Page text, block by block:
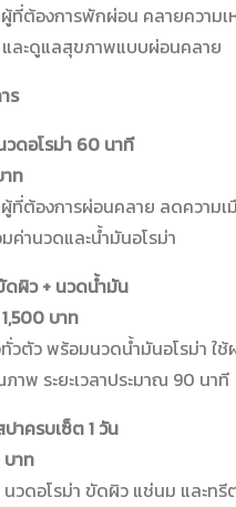
ผู้ที่ต้องการพักผ่อน คลายความ
และดูแลสุขภาพแบบผ่อนคลาย
ร
ดอโรม่า 60 นาที
ท
ผู้ที่ต้องการผ่อนคลาย ลดความเ
ค่านวดและน้ำมันอโรม่า
ดผิว + นวดน้ำมัน
1,500 บาท
วตัว พร้อมนวดน้ำมันอโรม่า
าพ ระยะเวลาประมาณ 90 นาที
าครบเซ็ต 1 วัน
าท
วดอโรม่า ขัดผิว แช่นม และท